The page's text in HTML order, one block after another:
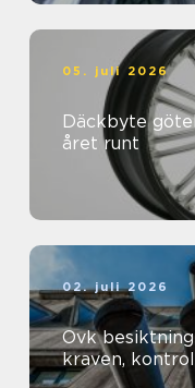
05. juli 2026
Däckbyte göteborg
året runt
02. juli 2026
Ovk besiktning i
kraven,